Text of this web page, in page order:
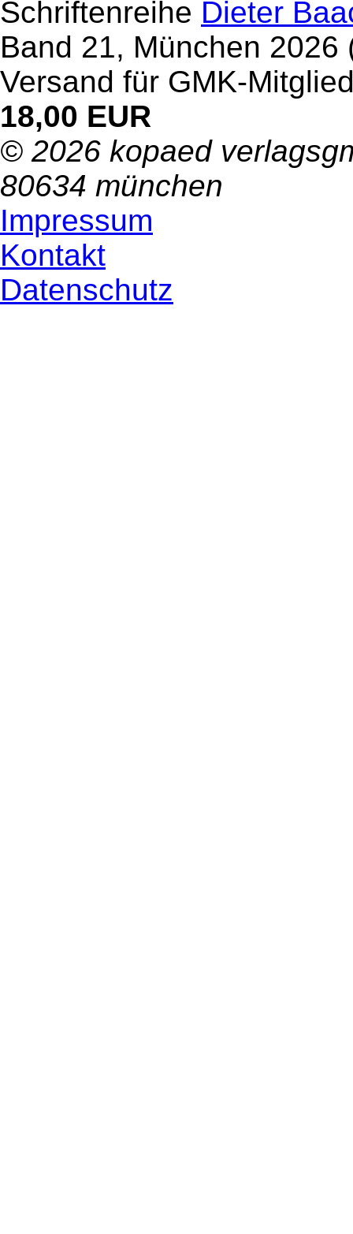
Schriftenreihe Dieter
Band 21, München
Versand für GMK-
18,00 EUR
© 2026 kopaed
80634 münchen
Impressum
Kontakt
Datenschutz